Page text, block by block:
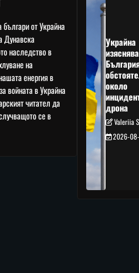
българи от Украйна
Дунавска
наследство в
на
енергия в
войната в Украйна
читател да
се в
Украйна
около
дрона
Valeriia
2026-